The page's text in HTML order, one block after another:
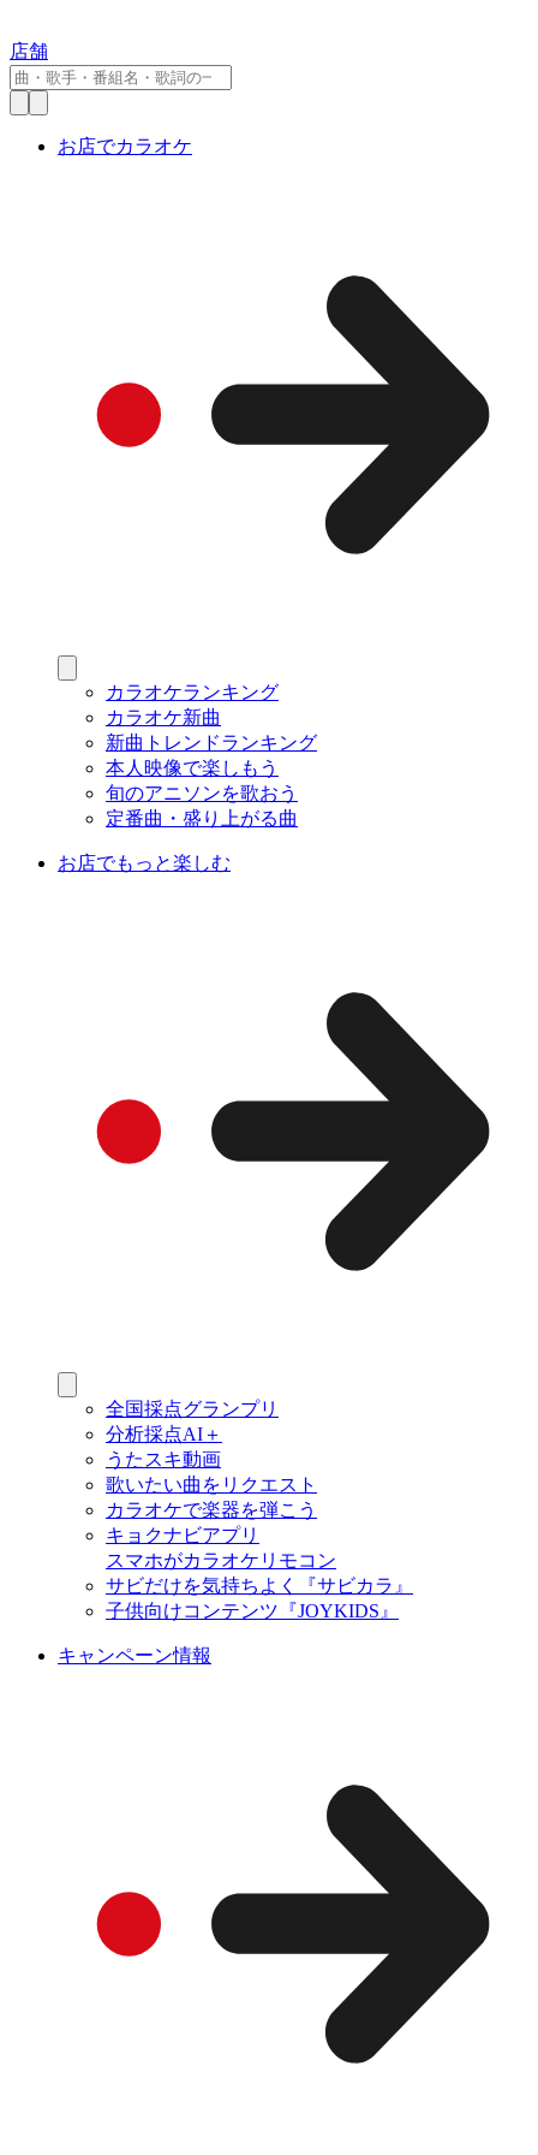
店舗
お店でカラオケ
カラオケランキング
カラオケ新曲
新曲トレンドランキング
本人映像で楽しもう
旬のアニソンを歌おう
定番曲・盛り上がる曲
お店でもっと楽しむ
全国採点グランプリ
分析採点AI＋
うたスキ動画
歌いたい曲をリクエスト
カラオケで楽器を弾こう
キョクナビアプリ
スマホがカラオケリモコン
サビだけを気持ちよく『サビカラ』
子供向けコンテンツ『JOYKIDS』
キャンペーン情報